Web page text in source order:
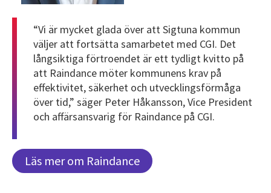
“Vi är mycket glada över att Sigtuna kommun
väljer att fortsätta samarbetet med CGI. Det
långsiktiga förtroendet är ett tydligt kvitto på
att Raindance möter kommunens krav på
effektivitet, säkerhet och utvecklingsförmåga
över tid,” säger Peter Håkansson, Vice President
och affärsansvarig för Raindance på CGI.
Läs mer om Raindance